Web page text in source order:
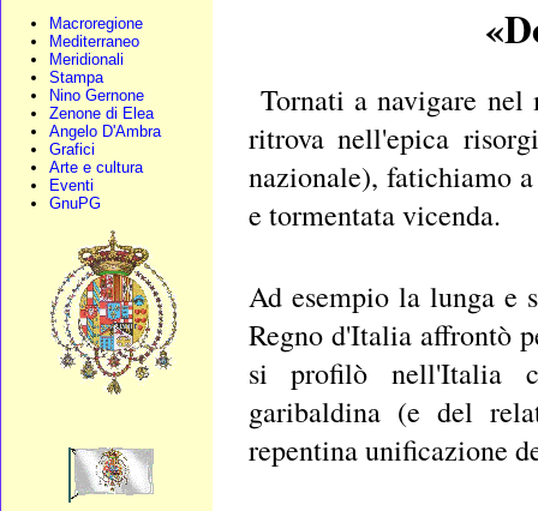
Macroregione
Mediterraneo
Meridionali
Stampa
Nino Gernone
Zenone di Elea
Angelo D'Ambra
Grafici
Arte e cultura
Eventi
GnuPG
Tornati a navigare
ritrova nell'epica
nazionale), fatichiamo
e tormentata vicenda.
Ad esempio la lunga e
Regno d'Italia affrontò
si profilò nell'Italia
garibaldina (e del
repentina unificazione